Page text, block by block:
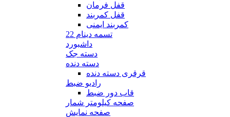
قفل فرمان
قفل کمربند
کمربند ایمنی
تسمه دینام 22
داشبورد
دسته جک
دسته دنده
قرقری دسته دنده
رادیو ضبط
قاب دور ضبط
صفحه کیلومتر شمار
صفحه نمایش